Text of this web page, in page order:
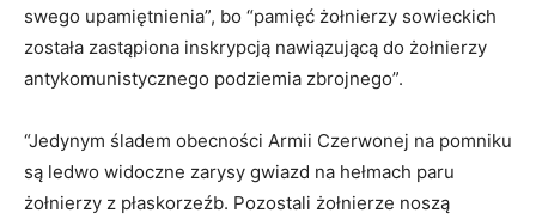
swego upamiętnienia”, bo “pamięć żołnierzy sowieckich
została zastąpiona inskrypcją nawiązującą do żołnierzy
antykomunistycznego podziemia zbrojnego”.
“Jedynym śladem obecności Armii Czerwonej na pomniku
są ledwo widoczne zarysy gwiazd na hełmach paru
żołnierzy z płaskorzeźb. Pozostali żołnierze noszą